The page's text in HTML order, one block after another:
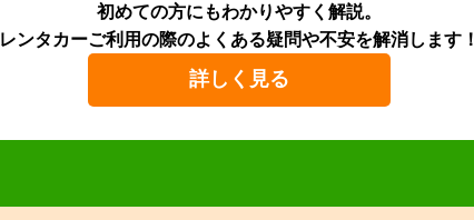
初めての方にもわかりやすく解説。
レンタカーご利用の際のよくある疑問や不安を解消します！
詳しく見る